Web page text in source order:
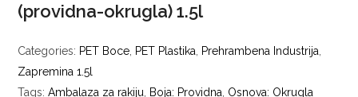
(providna-okrugla) 1.5l
Categories: PET Boce PET Plastika Prehrambena Industrija
Zapremina 1.5l
Tags:Ambalaza za rakiju Boja: Providna Osnova: Okrugla